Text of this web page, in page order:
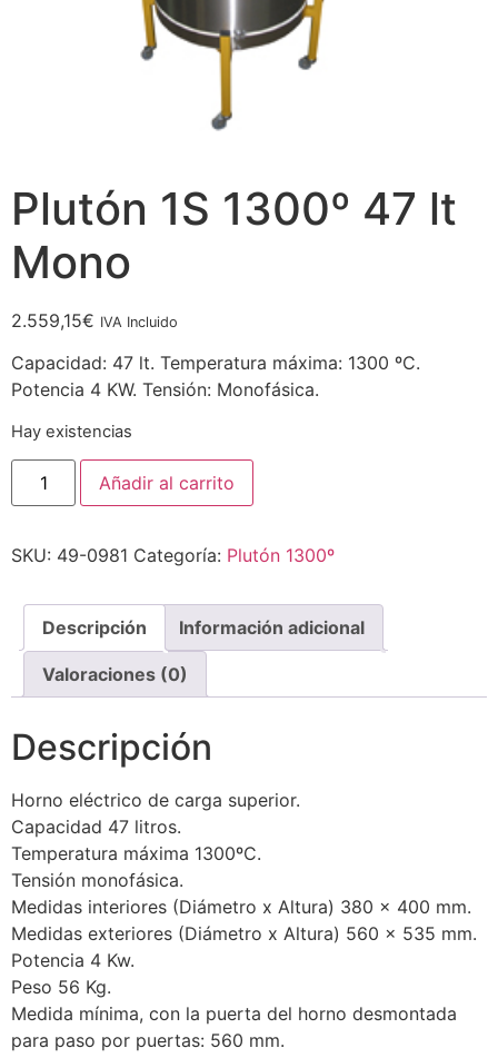
Plutón 1S 1300º 47 lt
Mono
2.559,15€ IVA Incluido
Capacidad: 47 lt. Temperatura máxima: 1300 ºC.
Potencia 4 KW. Tensión: Monofásica.
Hay existencias
Añadir al carrito
SKU: 49-0981 Categoría: Plutón 1300º
Descripción Información adicional
Valoraciones (0)
Descripción
Horno eléctrico de carga superior.
Capacidad 47 litros.
Temperatura máxima 1300ºC.
Tensión monofásica.
Medidas interiores (Diámetro x Altura) 380 x 400 mm.
Medidas exteriores (Diámetro x Altura) 560 x 535 mm.
Potencia 4 Kw.
Peso 56 Kg.
Medida mínima, con la puerta del horno desmontada
para paso por puertas: 560 mm.